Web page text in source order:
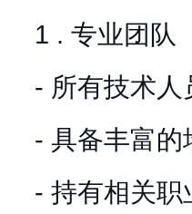
1 . 专业团队
- 所有技术人
- 具备丰富的
- 持有相关职